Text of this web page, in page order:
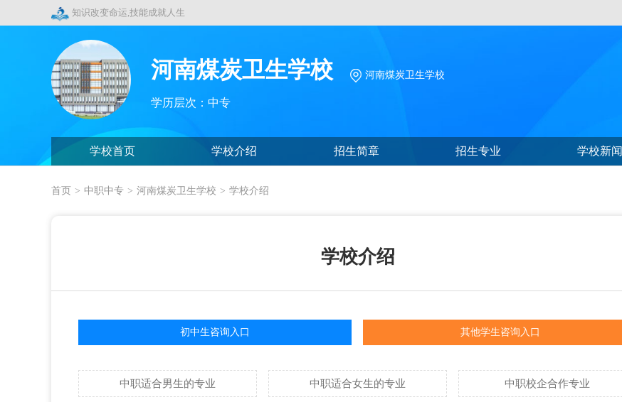
知识改变命运,技能成就人生
河南煤炭卫生学校 河南煤炭卫生学校
学历层次：中专
学校首页 学校介绍 招生简章 招生专业 学校新闻
首页 > 中职中专 > 河南煤炭卫生学校 > 学校介绍
学校介绍
初中生咨询入口 其他学生咨询入口
中职适合男生的专业 中职适合女生的专业 中职校企合作专业